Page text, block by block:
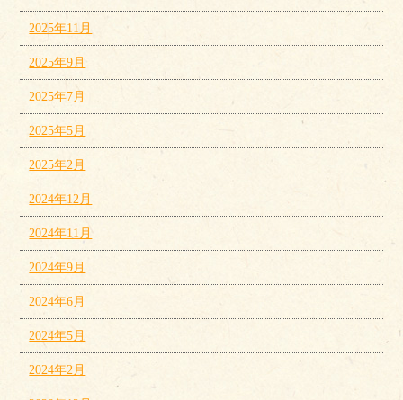
2025年11月
2025年9月
2025年7月
2025年5月
2025年2月
2024年12月
2024年11月
2024年9月
2024年6月
2024年5月
2024年2月